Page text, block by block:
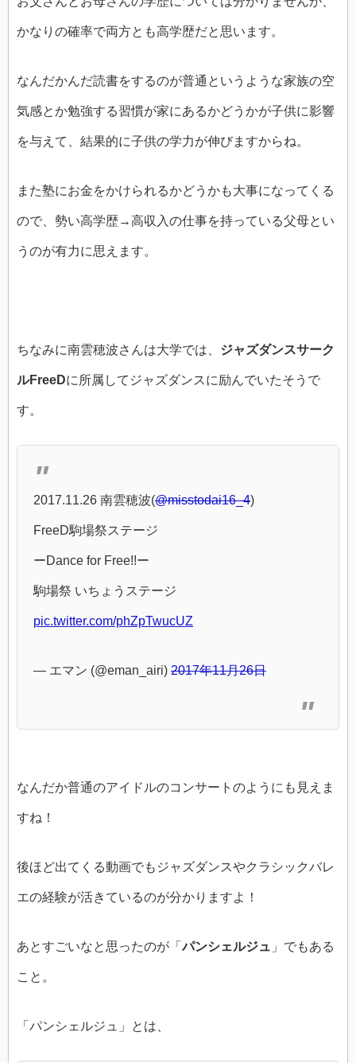
かなりの確率で両方とも高学歴だと思います。
なんだかんだ読書をするのが普通というような家族の空
気感とか勉強する習慣が家にあるかどうかが子供に影響
を与えて、結果的に子供の学力が伸びますからね。
また塾にお金をかけられるかどうかも大事になってくる
ので、勢い高学歴→高収入の仕事を持っている父母とい
うのが有力に思えます。
ちなみに南雲穂波さんは大学では、 ジャズダンスサーク
ルFreeDに所属してジャズダンスに励んでいたそうで
す。
2017.11.26 南雲穂波(@misstodai16_4)
FreeD駒場祭ステージ
ーDance for Free!!ー
駒場祭 いちょうステージ
pic.twitter.com/phZpTwucUZ
— エマン (@eman_airi) 2017年11月26日
なんだか普通のアイドルのコンサートのようにも見えま
すね！
後ほど出てくる動画でもジャズダンスやクラシックバレ
エの経験が活きているのが分かりますよ！
あとすごいなと思ったのが「パンシェルジュ 」でもある
こと。
「パンシェルジュ」とは、